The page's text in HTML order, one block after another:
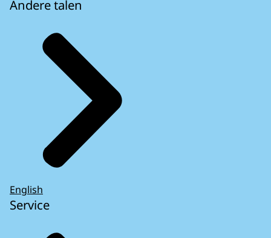
Andere talen
English
Service